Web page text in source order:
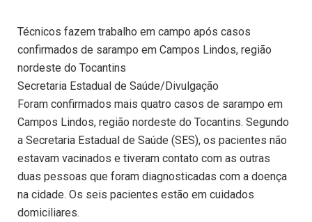
Técnicos fazem trabalho em campo após casos
confirmados de sarampo em Campos Lindos, região
nordeste do Tocantins
Secretaria Estadual de Saúde/Divulgação
Foram confirmados mais quatro casos de sarampo em
Campos Lindos, região nordeste do Tocantins. Segundo
a Secretaria Estadual de Saúde (SES), os pacientes não
estavam vacinados e tiveram contato com as outras
duas pessoas que foram diagnosticadas com a doença
na cidade. Os seis pacientes estão em cuidados
domiciliares.